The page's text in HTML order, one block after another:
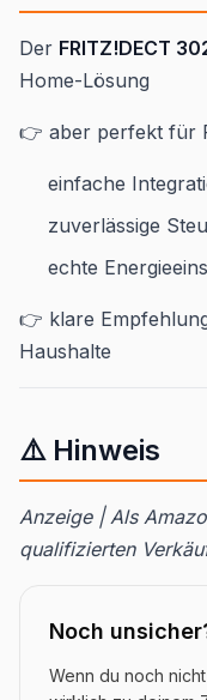
Der FRITZ!DECT
Home-Lösung
👉 aber perfekt für
einfache
zuverlässige
echte
👉 klare
Haushalte
⚠️ Hinweis
Anzeige | Als
qualifizierten
Noch
Wenn du noch